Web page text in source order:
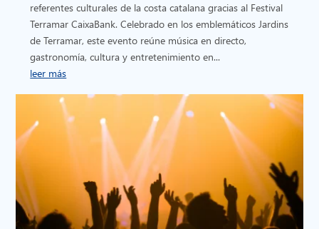
referentes culturales de la costa catalana gracias al Festival
Terramar CaixaBank. Celebrado en los emblemáticos Jardins
de Terramar, este evento reúne música en directo,
gastronomía, cultura y entretenimiento en...
leer más